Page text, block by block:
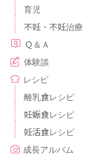
育児
不妊・不妊治療
Ｑ＆Ａ
体験談
レシピ
離乳食レシピ
妊娠食レシピ
妊活食レシピ
成長アルバム